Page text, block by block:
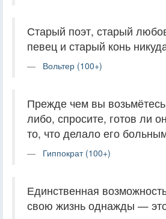
Старый поэт, старый
певец и старый конь
Вольтер (100+)
Прежде чем вы возьмётесь
либо, спросите, готов ли
то, что делало его
Гиппократ (100+)
Единственная
свою жизнь однажды —